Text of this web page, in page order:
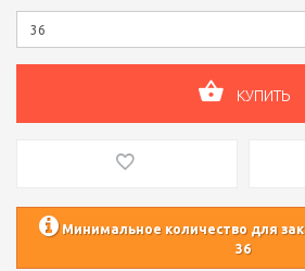
КУПИТЬ
Минимальное количество для
36